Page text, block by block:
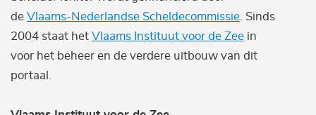
de Vlaams-Nederlandse Scheldecommissie . Sinds
2004 staat het Vlaams Instituut voor de Zee in
voor het beheer en de verdere uitbouw van dit
portaal.